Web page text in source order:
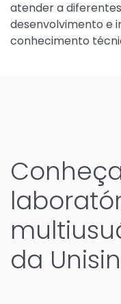
atender a
desenvolvimento e
conhecimento
da